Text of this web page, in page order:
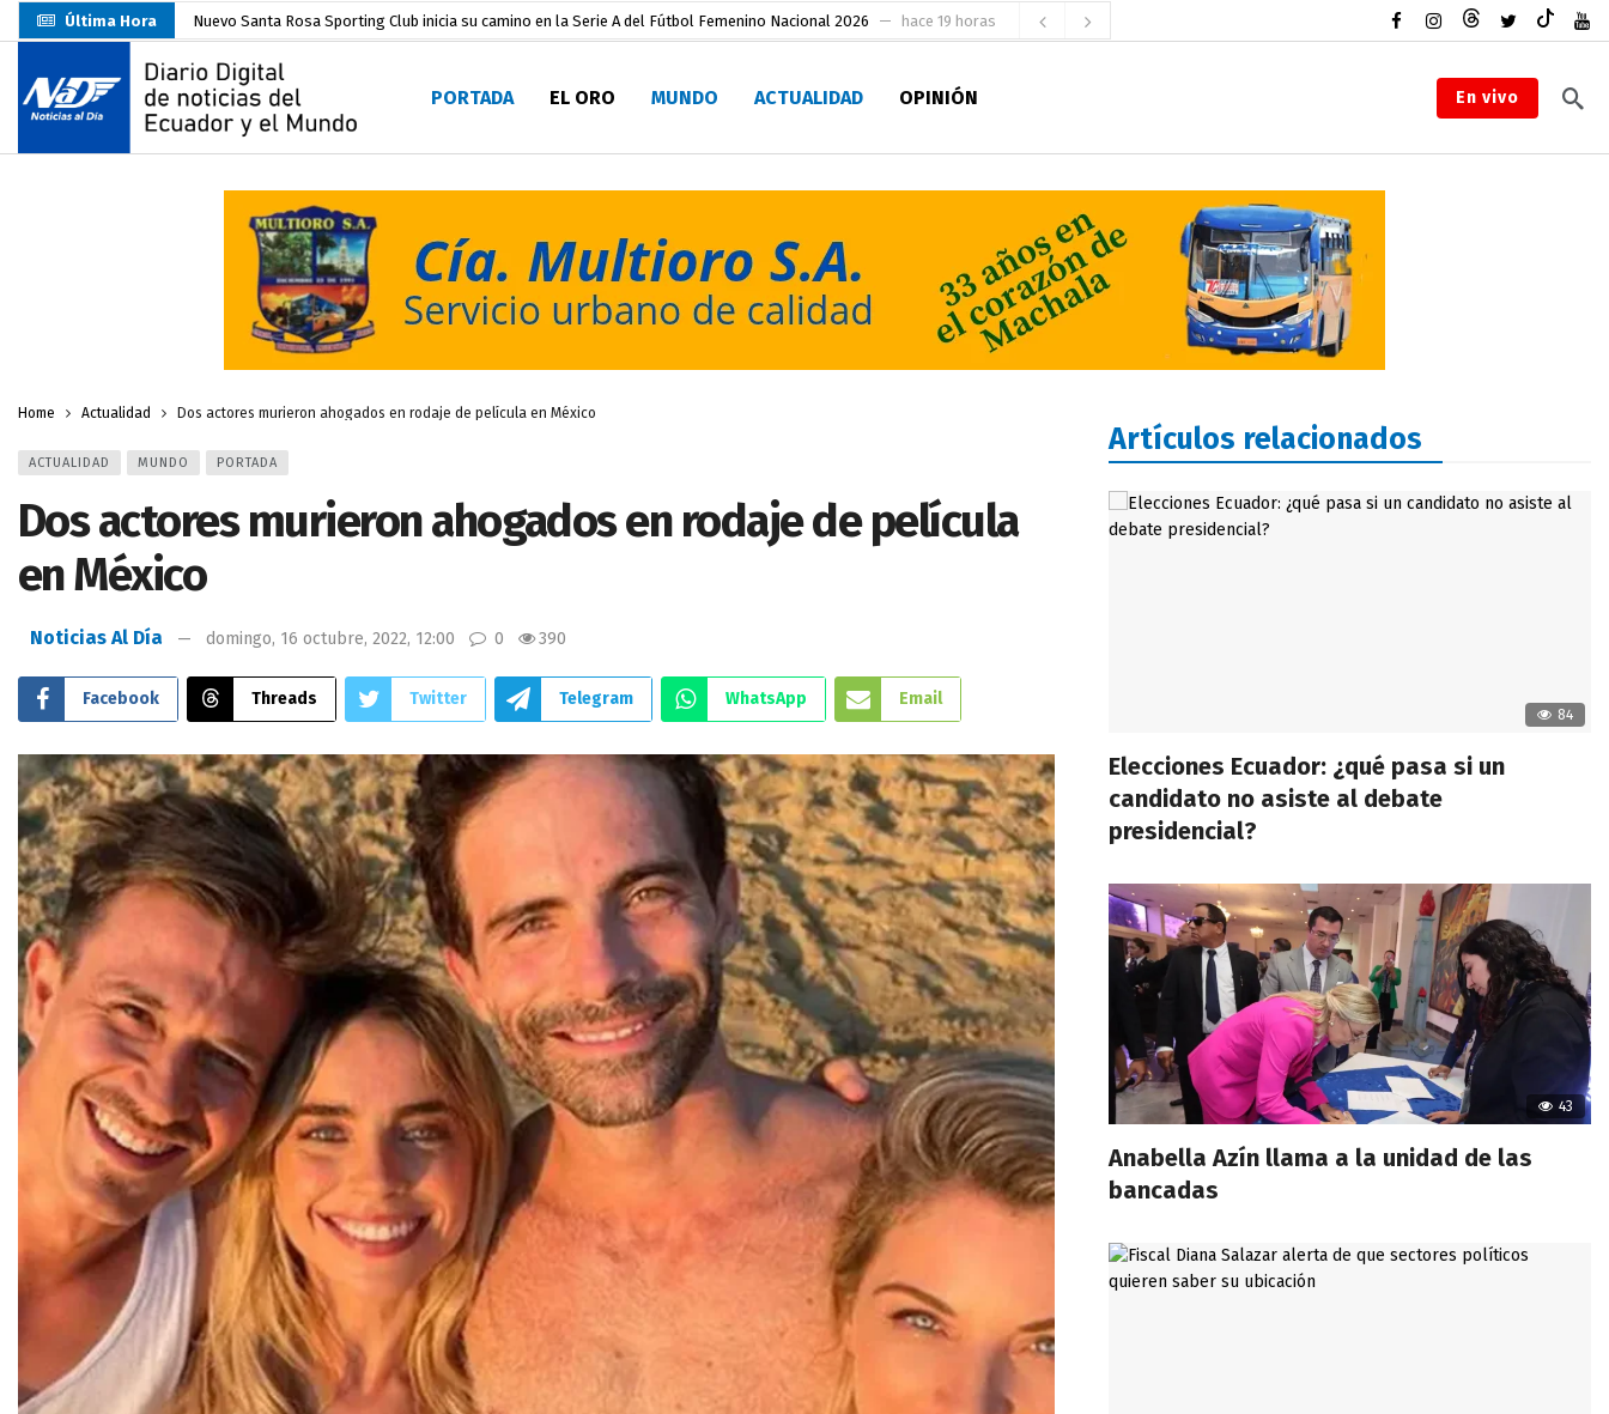
Última Hora Nuevo Santa Rosa Sporting Club inicia su camino en la Serie A del Fútbol Femenino Nacional 2026 hace 19 horas
UTMACH fortalece la formación especializada con su Maestría en Producción Animal
Unidad Popular confirma acuerdo político con RC, socialismo y Lista 70 en Pichincha y varias provincias hace 1 día
Delegación de El Oro fiscaliza propaganda electoral
Prefecto Clemente Bravo Inauguró Centro de Acopio Casa del Pescador Artesanal Orense
Carlos Rodríguez presentó documentación certificada para su inscripción a la alcaldía de Machala
Colombia reanuda venta de energía
Sin objeciones la candidatura de Carlos Rodríguez para la Alcaldía de Machala hace 3 horas
PORTADA EL ORO MUNDO ACTUALIDAD OPINIÓN En vivo
Home Actualidad Dos actores murieron ahogados en rodaje de película en México
ACTUALIDAD MUNDO PORTADA
Dos actores murieron ahogados en rodaje de película
en México
Noticias Al Día domingo, 16 octubre, 2022, 12:00 0 390
Facebook Threads Twitter Telegram WhatsApp Email
Artículos relacionados
84
Elecciones Ecuador: ¿qué pasa si un
candidato no asiste al debate
presidencial?
43
Anabella Azín llama a la unidad de las
bancadas